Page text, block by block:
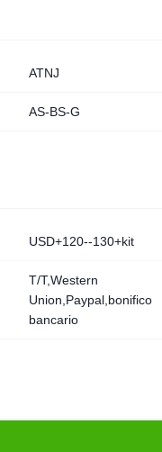
ATNJ
AS-BS-G
USD+120--130+kit
T/T,Western
Union,Paypal,bonifico
bancario